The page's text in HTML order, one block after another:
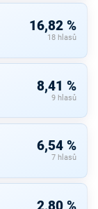
16,82 %
18 hlasů
8,41 %
9 hlasů
6,54 %
7 hlasů